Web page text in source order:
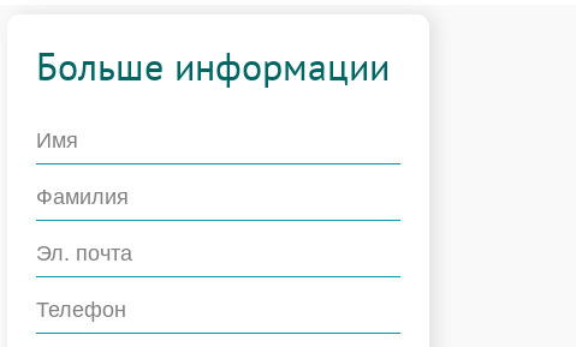
Больше информации